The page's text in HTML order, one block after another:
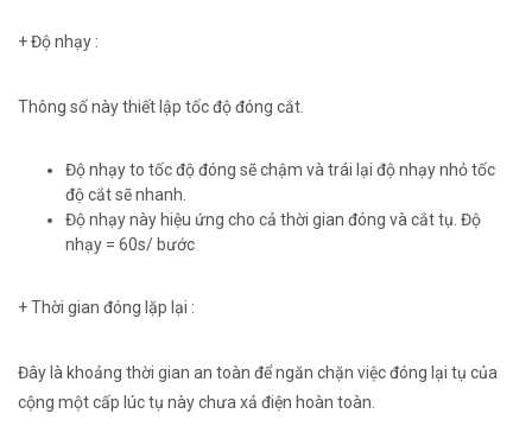
+ Độ nhạy :
Thông số này thiết lập tốc độ đóng cắt.
Độ nhạyto tốc độ đóng sẽ chậm và trái lại độ nhạy nhỏ tốc
độ cắt sẽ nhanh.
Độ nhạy này hiệu ứng cho cả thời gian đóng và cắt tụ. Độ
nhạy = 60s/ bước
+ Thời gian đóng lặp lại :
Đây là khoảng thời gian an toàn để ngăn chặn việc đóng lại tụ của
cộng mộtcấp lúctụ này chưa xả điện hoàn toàn.